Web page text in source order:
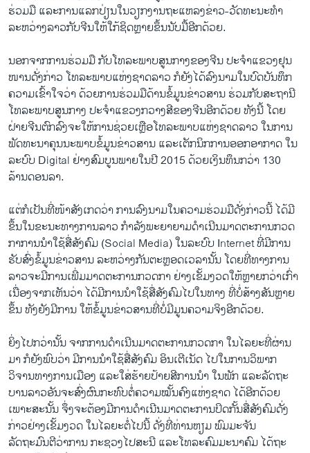
ຮ່ວມ​ມື ແລະ​ການ​ແລກປ່ຽນ​ໃນ​ວຽກ​ງານ​ຖະ​ແຫລ​ງຂ່າວ​-ວັດທະນະທຳ
ລະຫວ່າງ​ລາວ​ກັບ​ຈີນ​ໃຫ້​ໃກ້ຊິດ​ຫຼາຍ​ຂຶ້ນນັບ​ມື້​ອີກ​ດ້ວຍ.
ນອກຈາກ​ການ​ຮ່ວມ​ມື ​ກັບ​ໂທລະ​ພາບ​ສູນ​ກາງຂອງ​ຈີນ ປະຈຳ​ແຂວງ​ຢຸນ
ໜານ​ດັ່ງກ່າວ ​ໂທລະພາບ​ແຫ່ງ​ຊາດ​ລາວ ກໍ​ຍັງ​ໄດ້​ລົ​ງນາມ​ໃນ​ບົດ​ບັນທຶກ​
ຄວາມ​ເຂົ້າ​ໃຈ​ວ່າ ດ້ວຍ​ການ​ຮ່ວມ​ມືດ້ານ​ຂໍ້​ມູນ​ຂ່າວສານ ຮ່ວມ​ກັບ​ສະຖານີ​
ໂທລະພາບ​ສູນ​ກາງ ປະຈຳ​ແຂວງ​ກວາງ​ສີ​ຂອງ​ຈີນ​ອີກ​ດ້ວຍ ທັງ​ນີ້ ​ໂດຍ​
ຝ່າຍ​ຈີນ​ຕົກລົງ​ຈະ​ໃຫ້ການ​ຊ່ວຍ​ເຫຼື​ອ​ໂທລະພາບແຫ່ງ​ຊາດ​ລາວ​ ​ໃນ​ການ​
ພັດທະນາ​ຄຸນ​ນະພາ​ບຂໍ້​ມູນ​ຂ່າວສານ ​ແລະ​ເຕັກນິກ​ການ​ອອກ​ອາກາດ ​ໃນ​
ລະບົບ Digital ຢ່າງ​ສົມບູນ​ພາຍ​ໃນ​ປີ 2015 ດ້ວຍ​ເງິນ​ທຶນ​ກວ່າ 130
ລ້ານດອນ​ລາ.
​ແຕ່​ກໍ​ເປັນ​ທີ່​ໜ້າ​ສັງ​ເກດ​ວ່າ ການ​ລົງ​ນາມ​ໃນ​ຄວາມ​ຮ່ວມ​ມື​ດັ່ງກ່າວ​ນີ້ ​ໄດ້​ມີ​
ຂຶ້ນ​ໃນ​ຂະນະ​ທາງ​ການ​ລາວ ກຳລັງ​ພະຍາຍາມ​ດຳ​ເນີນ​ມາດ​ຕະການ​ກວດ
ກາ​ການ​ນຳ​ໃຊ້​ສື່​ສັງຄົມ (Social Media) ​ໃນ​ລະບົບ Internet ທີ່​ມີ​ການ​
ຮັບ​ສົ່ງ​ຂໍ້​ມູນ​ຂ່າວສານ ລະຫວ່າງ​ກັນ​ຕະຫຼອດ​ເວລາ​ນັ້ນ ​ໂດຍ​ທີ່​ທາງ​ການ​
ລາວ​ຈະ​ມີ​ການ​ເພີ່ມ​ມາດ​ຕະການ​ກວດກາ ຢ່າງ​ເຂັ້ມງວດ​ໃຫ້​ຫຼາຍ​ກວ່າ​ເກົ່າ ​
ເນື່ອງ​ຈາກ​ເຫັນ​ວ່າ ​ໄດ້​ມີ​ການ​ນຳໃຊ້​ສື່​ສັງຄົມ​ໄປ​ໃນ​ທາງ​ ທີ່​ບໍ່​ສ້າງ​ສັນ​ຫຼາຍ​
ຂຶ້ນ ທັງ​ຍັງ​ມີ​ການ ​ໃຫ້ຂໍ້​ມູນຂ່າວສານ​ທີ່​ບໍ່​ມີ​ມູນ​ຄວາມ​ຈິງ​ອີກ​ດ້ວຍ.
ຍິ່ງ​ໄປ​ກວ່າ​ນັ້ນ ຈາກ​ການ​ດຳ​ເນີນ​ມາດ​ຕະການ​ກວດກາ ​ໃນໄລຍະ​ທີ່​ຜ່ານ​
ມາ ກໍ​ຍັງ​ພົບ​ວ່າ ມີ​ການ​ນຳ​ໃຊ້​ສື່​ສັງຄົມ ອິນ​ເຕີ​ເນັດ ​ໄປໃນ​ການ​ວິພາກ​
ວິຈານ​ທາງ​ການເມືອງ ​ແລະໃສ່​ຮ້າຍ​ປ້າຍ​ສີກາ​ນນຳ ໃນ​ພັກ ​ແລະ​ລັດ​ຖະ
ບານ​ລາວ​ອັນ​ຈະ​ສົ່ງ​ຜົນ​ກະທົບ​ຕໍ່​ຄວາມ​ໝັ້ນຄົງ​ແຫ່ງ​ຊາດ ​ໄດ້​ອີກ​ດ້ວຍ​
ເພາະສະນັ້ນ ຈຶ່ງ​ຈະ​ຕ້ອງ​ມີ​ການ​ດຳ​ເນີນ​ມາດ​ຕະການ​ປິດ​ກັ້ນສື່​ສັງຄົມ​ດັ່ງ
ກ່າວ​ຢ່າງ​ເຂັ້ມງວດ ​ໃນ​ໄລຍະ​ຕໍ່​ໄປ​ນີ້ ດັ່ງ​ທີ່​ທ່ານ​ຫຽມ ພົມມະຈັນ
ລັດຖະມົນຕີ​ວ່າການ ກະຊວງ​ໄປສະນີ ​ແລະ​ໂທລະ​ຄົມມະນາຄົມ ​ໄດ້​ຖະ​